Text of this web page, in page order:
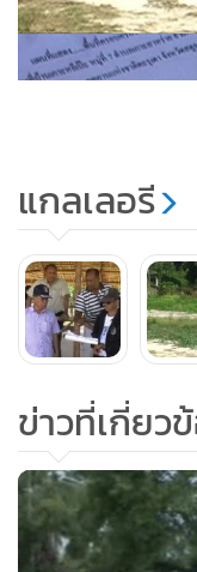
แกลเลอรี
ข่าวที่เกี่ยว